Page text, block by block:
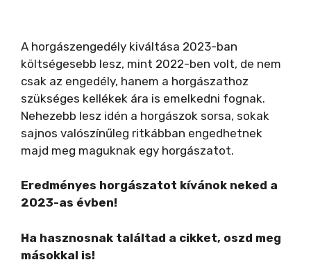
A horgászengedély kiváltása 2023-ban
költségesebb lesz, mint 2022-ben volt, de nem
csak az engedély, hanem a horgászathoz
szükséges kellékek ára is emelkedni fognak.
Nehezebb lesz idén a horgászok sorsa, sokak
sajnos valószínűleg ritkábban engedhetnek
majd meg maguknak egy horgászatot.
Eredményes horgászatot kívánok neked a
2023-as évben!
Ha hasznosnak találtad a cikket, oszd meg
másokkal is!